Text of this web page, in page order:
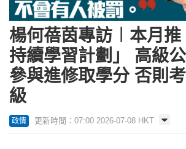
楊何蓓茵專訪︱本月
持續學習計劃」 高級
參與進修取學分 否則
級
政情 更新時間：07:00 2026-07-08 HKT